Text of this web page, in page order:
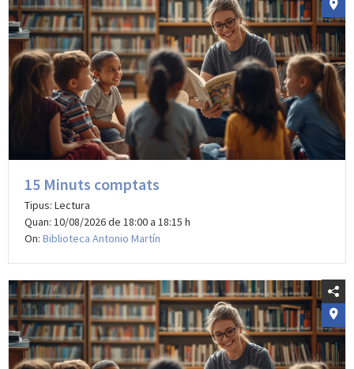
15 Minuts comptats
Tipus: Lectura
Quan: 10/08/2026 de 18:00 a 18:15 h
On: Biblioteca Antonio Martín